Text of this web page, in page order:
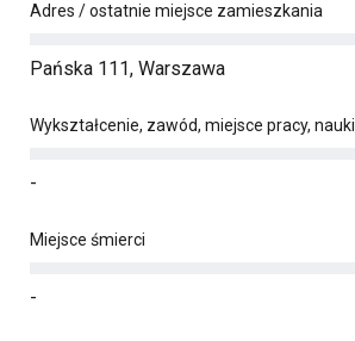
Adres / ostatnie miejsce zamieszkania
Pańska 111, Warszawa
Wykształcenie, zawód, miejsce pracy, nauki
-
Miejsce śmierci
-